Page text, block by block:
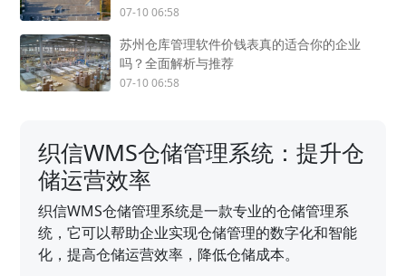
07-10 06:58
苏州仓库管理软件价钱表真的适合你的企业
吗？全面解析与推荐
07-10 06:58
织信WMS仓储管理系统：提升仓
储运营效率
织信WMS仓储管理系统是一款专业的仓储管理系
统，它可以帮助企业实现仓储管理的数字化和智能
化，提高仓储运营效率，降低仓储成本。